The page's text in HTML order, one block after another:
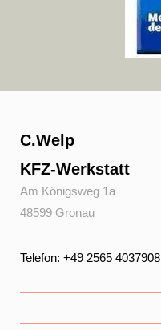
C.Welp
KFZ-Werkstatt
Am Königsweg 1a
48599 Gronau
Telefon: +49 2565 4037908